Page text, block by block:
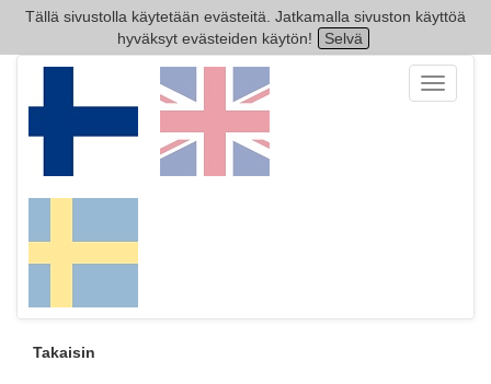
Tällä sivustolla käytetään evästeitä. Jatkamalla sivuston käyttöä
hyväksyt evästeiden käytön!
Selvä
Toggle
Takaisin